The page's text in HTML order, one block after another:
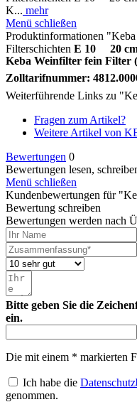
K... mehr
Menü schließen
Produktinformationen
Filterschichten E 10 20 cm
Keba Weinfilter fein Filter
Zolltarifnummer:
Weiterführende Links zu
Fragen zum Artikel?
Weitere Artikel von
Bewertungen 0
Bewertungen lesen,
Menü schließen
Kundenbewertungen für
Bewertung schreiben
Bewertungen werden nach
Bitte geben Sie die
ein.
Die mit einem * markierten
Ich habe die
genommen.